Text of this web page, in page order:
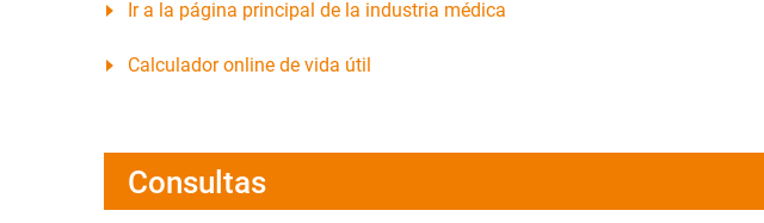
Ir a la página principal de la industria médica
Calculador online de vida útil
Consultas